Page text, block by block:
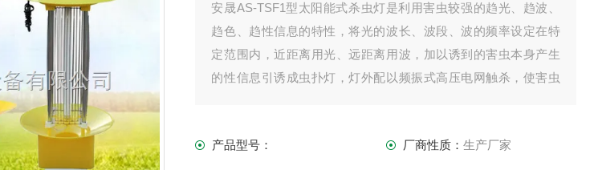
安晟AS-TSF1型太阳能式杀虫灯是利用害虫较强的趋光、趋波、
趋色、趋性信息的特性，将光的波长、波段、波的频率设定在特
定范围内，近距离用光、远距离用波，加以诱到的害虫本身产生
的性信息引诱成虫扑灯，灯外配以频振式高压电网触杀，使害虫
产品型号： 厂商性质： 生产厂家